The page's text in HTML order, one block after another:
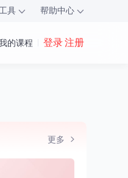
具 帮助中心
的课程 登录 注册
更多